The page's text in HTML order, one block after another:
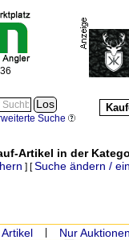
Suche
Artikel in der
] [Suche ändern /
Nur